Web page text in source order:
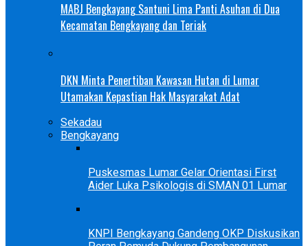
MABJ Bengkayang Santuni Lima Panti Asuhan di Dua
Kecamatan Bengkayang dan Teriak
DKN Minta Penertiban Kawasan Hutan di Lumar
Utamakan Kepastian Hak Masyarakat Adat
Sekadau
Bengkayang
Puskesmas Lumar Gelar Orientasi First
Aider Luka Psikologis di SMAN 01 Lumar
KNPI Bengkayang Gandeng OKP Diskusikan